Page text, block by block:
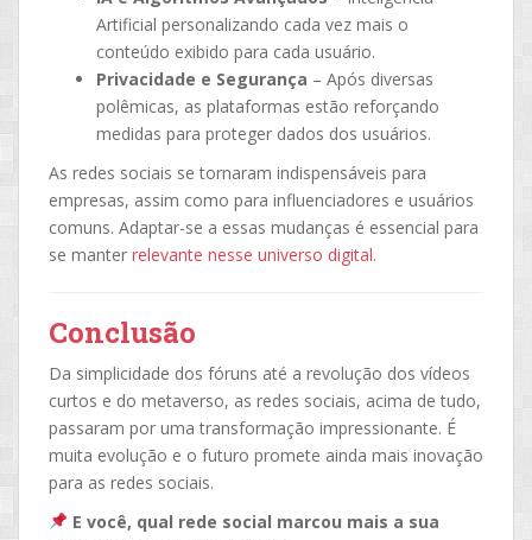
Artificial personalizando cada vez mais o
conteúdo exibido para cada usuário.
Privacidade e Segurança – Após diversas
polêmicas, as plataformas estão reforçando
medidas para proteger dados dos usuários.
As redes sociais se tornaram indispensáveis para
empresas, assim como para influenciadores e usuários
comuns. Adaptar-se a essas mudanças é essencial para
se manter relevante nesse universo digital.
Conclusão
Da simplicidade dos fóruns até a revolução dos vídeos
curtos e do metaverso, as redes sociais, acima de tudo,
passaram por uma transformação impressionante. É
muita evolução e o futuro promete ainda mais inovação
para as redes sociais.
E você, qual rede social marcou mais a sua